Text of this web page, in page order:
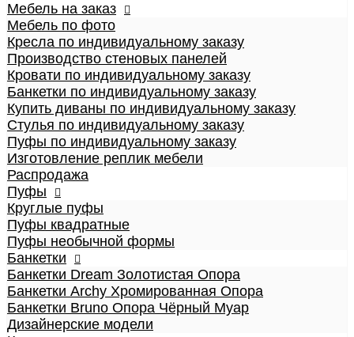
Производство стеновых панелей
Кровати по индивидуальному заказу
Банкетки по индивидуальному заказу
Купить диваны по индивидуальному заказу
Стулья по индивидуальному заказу
Пуфы по индивидуальному заказу
Пуфы
Круглые пуфы
Большие 60x60x50см
Средние 43x43x45см
Малые круглые 35x35x42см
Пуфы квадратные
Dream
Archy
Другие модели (с принтом, букле,
антивандальные, кожзам и т.п.)
Пуфы необычной формы
Банкетки
Банкетки Dream Золотистая Опора
Банкетки Archy Хромированная Опора
Мебель на заказ
Мебель по фото
Кресла по индивидуальному заказу
Производство стеновых панелей
Кровати по индивидуальному заказу
Банкетки по индивидуальному заказу
Купить диваны по индивидуальному заказу
Стулья по индивидуальному заказу
Пуфы по индивидуальному заказу
Изготовление реплик мебели
Распродажа
Пуфы
Круглые пуфы
Пуфы квадратные
Пуфы необычной формы
Банкетки
Банкетки Dream Золотистая Опора
Банкетки Archy Хромированная Опора
Банкетки Bruno Опора Чёрный Муар
Дизайнерские модели